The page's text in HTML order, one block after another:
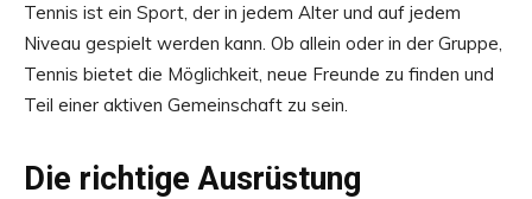
Tennis ist ein Sport, der in jedem Alter und auf jedem
Niveau gespielt werden kann. Ob allein oder in der Gruppe,
Tennis bietet die Möglichkeit, neue Freunde zu finden und
Teil einer aktiven Gemeinschaft zu sein.
Die richtige Ausrüstung